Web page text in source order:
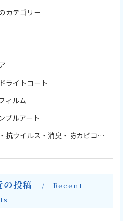
カテゴリー
ライトコート
ィルム
プルアート
ウイルス・消臭・防カビコーティング
の投稿
Recent